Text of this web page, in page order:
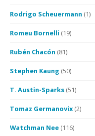
Rodrigo Scheuermann (1)
Romeu Bornelli (19)
Rubén Chacón (81)
Stephen Kaung (50)
T. Austin-Sparks (51)
Tomaz Germanovix (2)
Watchman Nee (116)